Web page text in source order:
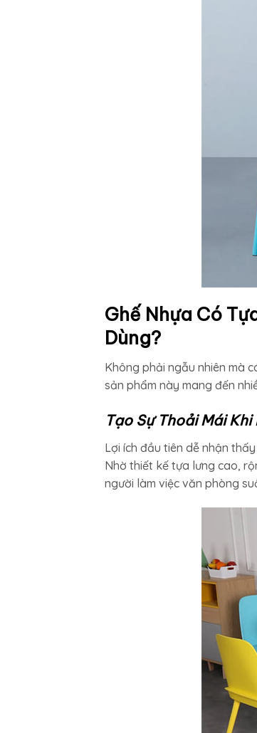
Ghế Nhựa Có
Dùng?
Không phải ngẫu nhiên mà
sản phẩm này mang đến
Tạo Sự Thoải Mái Khi
Lợi ích đầu tiên dễ nhận
Nhờ thiết kế tựa lưng cao,
người làm việc văn phòng